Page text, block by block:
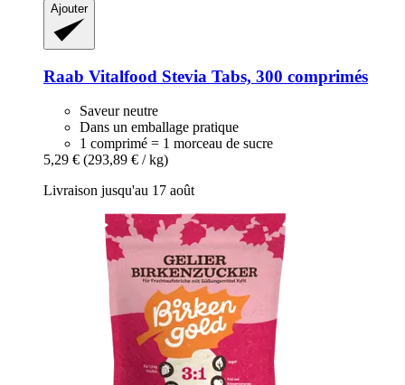
Ajouter
Raab Vitalfood Stevia Tabs, 300 comprimés
Saveur neutre
Dans un emballage pratique
1 comprimé = 1 morceau de sucre
5,29 € (293,89 € / kg)
Livraison jusqu'au 17 août